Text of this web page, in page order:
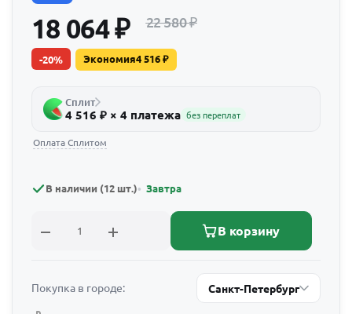
18 064₽ 22 580₽
-20% Экономия4 516₽
Сплит
4 516 ₽ × 4 платежа без переплат
Оплата Сплитом
В наличии (12 шт.) Завтра
В корзину
Покупка в городе: Санкт-Петербург